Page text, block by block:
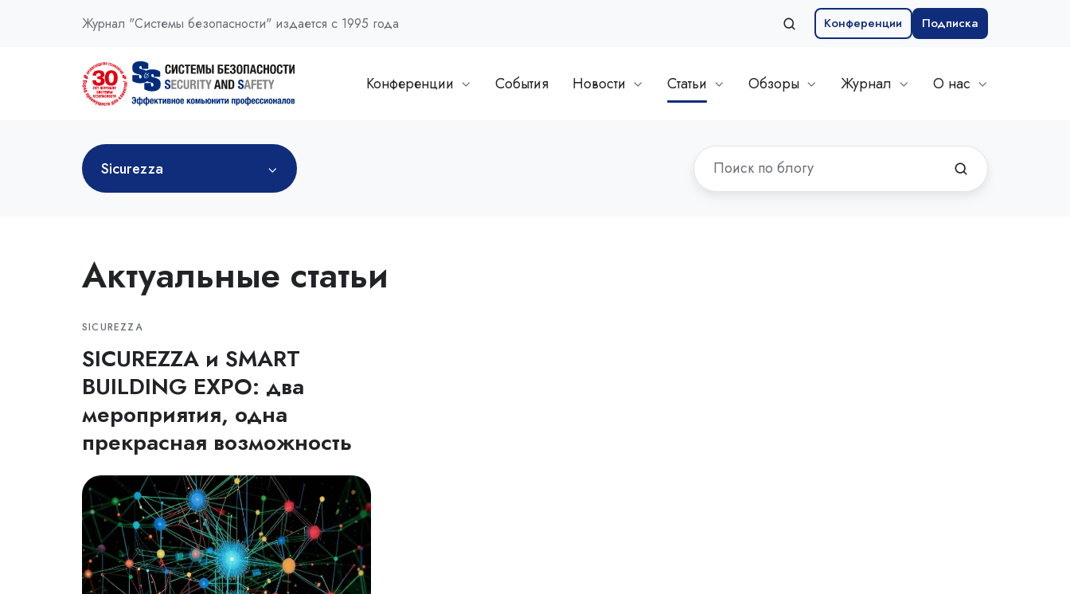
Журнал "Системы безопасности" издается с 1995 года Конференции Подписка
Конференции События Новости Статьи Обзоры Журнал О нас
Sicurezza
Актуальные статьи
SICUREZZA
SICUREZZA и SMART
BUILDING EXPO: два
мероприятия, одна
прекрасная возможность